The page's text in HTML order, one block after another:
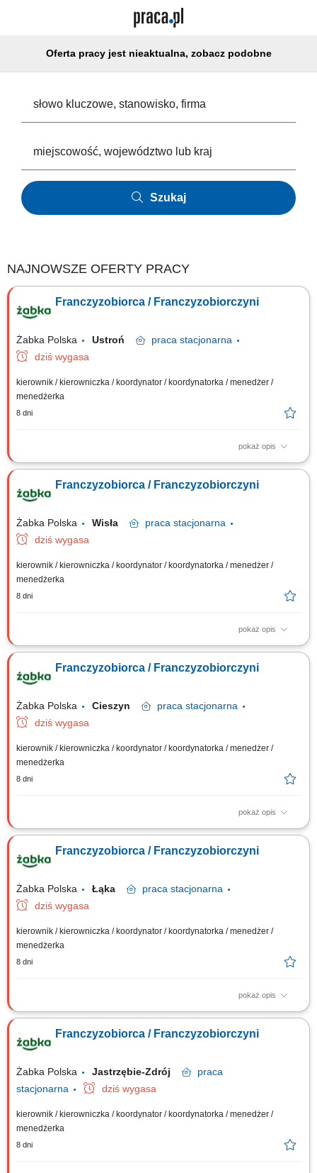
Oferta pracy jest nieaktualna, zobacz podobne
Szukaj
NAJNOWSZE OFERTY PRACY
Franczyzobiorca / Franczyzobiorczyni
Żabka Polska Ustroń praca stacjonarna
dziś wygasa
kierownik / kierowniczka / koordynator / koordynatorka / menedżer /
menedżerka
8 dni
pokaż opis
Główne zadania: Prowadzenie własnej działalności gospodarczej w
obsługi. Monitorowanie stanów magazynowych i zamówień.
Dostosowywanie asortymentu sklepu do potrzeb lokalnego rynku.
Franczyzobiorca / Franczyzobiorczyni
Żabka Polska Wisła praca stacjonarna
dziś wygasa
kierownik / kierowniczka / koordynator / koordynatorka / menedżer /
menedżerka
8 dni
pokaż opis
Główne zadania: Prowadzenie własnej działalności gospodarczej w
obsługi. Monitorowanie stanów magazynowych i zamówień.
Dostosowywanie asortymentu sklepu do potrzeb lokalnego rynku.
Franczyzobiorca / Franczyzobiorczyni
Żabka Polska Cieszyn praca stacjonarna
dziś wygasa
kierownik / kierowniczka / koordynator / koordynatorka / menedżer /
menedżerka
8 dni
pokaż opis
Główne zadania: Prowadzenie własnej działalności gospodarczej w
obsługi. Monitorowanie stanów magazynowych i zamówień.
Dostosowywanie asortymentu sklepu do potrzeb lokalnego rynku.
Franczyzobiorca / Franczyzobiorczyni
Żabka Polska Łąka praca stacjonarna
dziś wygasa
kierownik / kierowniczka / koordynator / koordynatorka / menedżer /
menedżerka
8 dni
pokaż opis
Główne zadania: Prowadzenie własnej działalności gospodarczej w
obsługi. Monitorowanie stanów magazynowych i zamówień.
Dostosowywanie asortymentu sklepu do potrzeb lokalnego rynku.
Franczyzobiorca / Franczyzobiorczyni
Żabka Polska Jastrzębie-Zdrój
praca
stacjonarna
dziś wygasa
kierownik / kierowniczka / koordynator / koordynatorka / menedżer /
menedżerka
8 dni